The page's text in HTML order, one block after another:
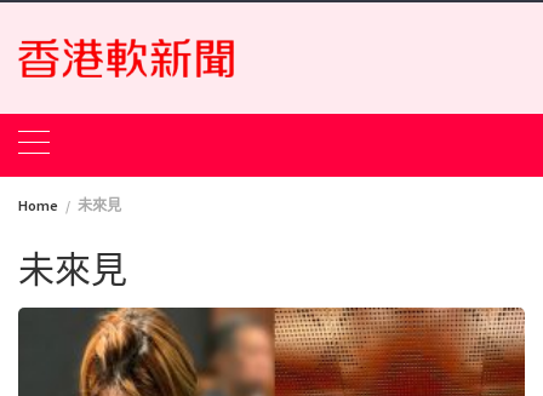
Skip
content
Home 未來見
未來見